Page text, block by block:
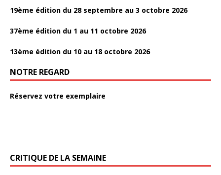
19ème édition du 28 septembre au 3 octobre 2026
37ème édition du 1 au 11 octobre 2026
13ème édition du 10 au 18 octobre 2026
NOTRE REGARD
Réservez votre exemplaire
CRITIQUE DE LA SEMAINE